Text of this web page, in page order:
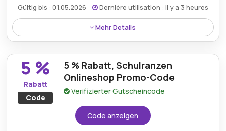
Gültig bis : 01.05.2026 Dernière utilisation : il y a 3 heures
Mehr Details
Alle Bestellungen sind versandkostenfrei und mit
einem Gutschein von SchulranzenOnlineshop
genießen Kunden den zusätzlichen Vorteil, dass ihre
Artikel ohne zusätzliche Versandkosten geliefert
werden.
5 %
Rabatt
Code
5 % Rabatt, Schulranzen
Onlineshop Promo-Code
Verifizierter Gutscheincode
Code anzeigen